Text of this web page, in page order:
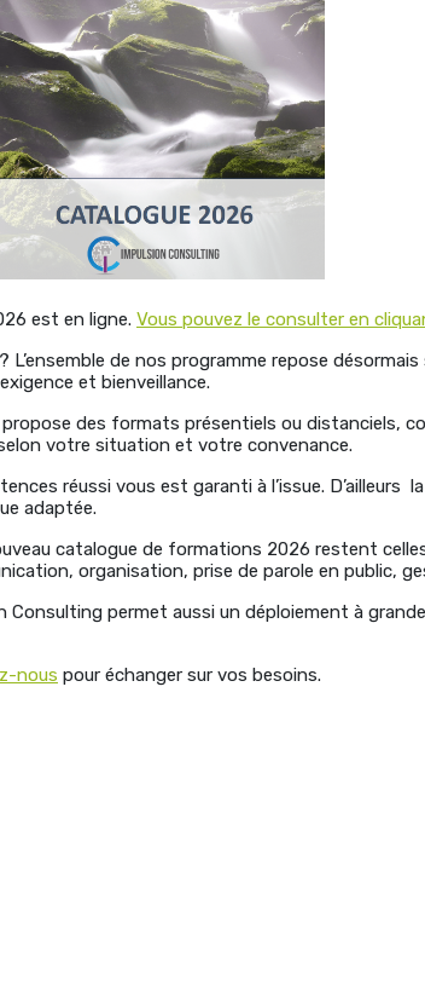
est en ligne. Vous pouvez le consulter en
L’ensemble de nos programme repose
et bienveillance.
des formats présentiels ou distanciels,
selon votre situation et votre convenance.
réussi vous est garanti à l’issue. D’ailleurs
adaptée.
catalogue de formations 2026 restent
organisation, prise de parole en public,
Consulting permet aussi un déploiement à
nous pour échanger sur vos besoins.